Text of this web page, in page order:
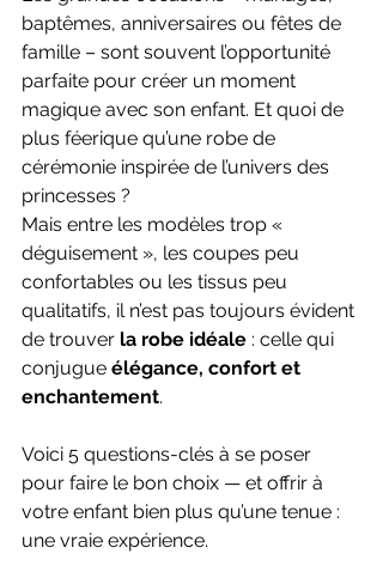
baptêmes, anniversaires ou fêtes de
famille – sont souvent l’opportunité
parfaite pour créer un moment
magique avec son enfant. Et quoi de
plus féerique qu’une robe de
cérémonie inspirée de l’univers des
princesses ?
Mais entre les modèles trop «
déguisement », les coupes peu
confortables ou les tissus peu
qualitatifs, il n’est pas toujours évident
de trouver la robe idéale : celle qui
conjugue élégance, confort et
enchantement.
Voici 5 questions-clés à se poser
pour faire le bon choix — et offrir à
votre enfant bien plus qu’une tenue :
une vraie expérience.